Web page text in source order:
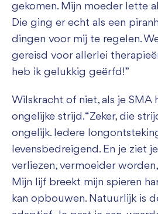
gekomen. Mijn moeder lette
Die ging er echt als een
dingen voor mij te regelen.
gereisd voor allerlei
heb ik gelukkig geërfd!”
Wilskracht of niet, als je SMA
ongelijke strijd. “Zeker, die
ongelijk. Iedere
levensbedreigend. En je ziet
verliezen, vermoeider
Mijn lijf breekt mijn spieren
kan opbouwen. Natuurlijk is